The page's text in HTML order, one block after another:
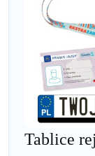
Tablice